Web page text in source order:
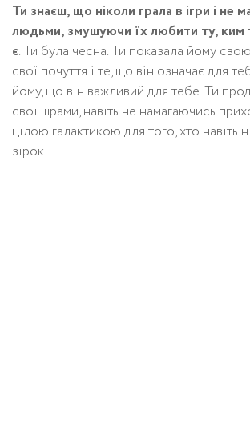
Ти знаєш, що ніколи грала в ігри і не
людьми, змушуючи їх любити ту, ким
є. Ти була чесна. Ти показала йому
свої почуття і те, що він означає для
йому, що він важливий для тебе. Ти
свої шрами, навіть не намагаючись
цілою галактикою для того, хто навіть
зірок.